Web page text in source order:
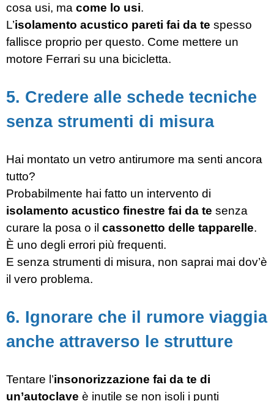
cosa usi, ma come lo usi.
L’isolamento acustico pareti fai da te spesso
fallisce proprio per questo. Come mettere un
motore Ferrari su una bicicletta.
5. Credere alle schede tecniche
senza strumenti di misura
Hai montato un vetro antirumore ma senti ancora
tutto?
Probabilmente hai fatto un intervento di
isolamento acustico finestre fai da te senza
curare la posa o il cassonetto delle tapparelle.
È uno degli errori più frequenti.
E senza strumenti di misura, non saprai mai dov’è
il vero problema.
6. Ignorare che il rumore viaggia
anche attraverso le strutture
Tentare l’insonorizzazione fai da te di
un’autoclave è inutile se non isoli i punti